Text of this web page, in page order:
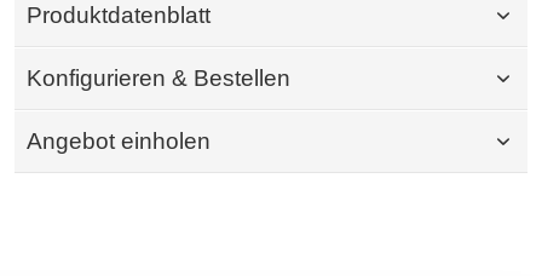
Produktdatenblatt
Konfigurieren & Bestellen
Angebot einholen